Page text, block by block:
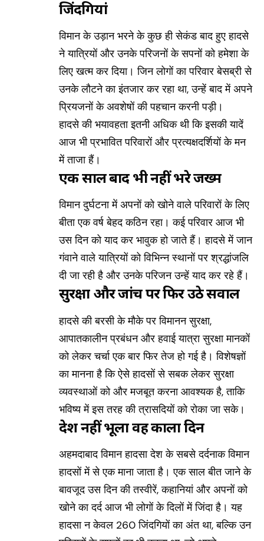
जिंदगियां
विमान के उड़ान भरने के कुछ ही सेकंड बाद हुए हादसे
ने यात्रियों और उनके परिजनों के सपनों को हमेशा के
लिए खत्म कर दिया। जिन लोगों का परिवार बेसब्री से
उनके लौटने का इंतजार कर रहा था, उन्हें बाद में अपने
प्रियजनों के अवशेषों की पहचान करनी पड़ी।
हादसे की भयावहता इतनी अधिक थी कि इसकी यादें
आज भी प्रभावित परिवारों और प्रत्यक्षदर्शियों के मन
में ताजा हैं।
एक साल बाद भी नहीं भरे जख्म
विमान दुर्घटना में अपनों को खोने वाले परिवारों के लिए
बीता एक वर्ष बेहद कठिन रहा। कई परिवार आज भी
उस दिन को याद कर भावुक हो जाते हैं। हादसे में जान
गंवाने वाले यात्रियों को विभिन्न स्थानों पर श्रद्धांजलि
दी जा रही है और उनके परिजन उन्हें याद कर रहे हैं।
सुरक्षा और जांच पर फिर उठे सवाल
हादसे की बरसी के मौके पर विमानन सुरक्षा,
आपातकालीन प्रबंधन और हवाई यात्रा सुरक्षा मानकों
को लेकर चर्चा एक बार फिर तेज हो गई है। विशेषज्ञों
का मानना है कि ऐसे हादसों से सबक लेकर सुरक्षा
व्यवस्थाओं को और मजबूत करना आवश्यक है, ताकि
भविष्य में इस तरह की त्रासदियों को रोका जा सके।
देश नहीं भूला वह काला दिन
अहमदाबाद विमान हादसा देश के सबसे दर्दनाक विमान
हादसों में से एक माना जाता है। एक साल बीत जाने के
बावजूद उस दिन की तस्वीरें, कहानियां और अपनों को
खोने का दर्द आज भी लोगों के दिलों में जिंदा है। यह
हादसा न केवल 260 जिंदगियों का अंत था, बल्कि उन